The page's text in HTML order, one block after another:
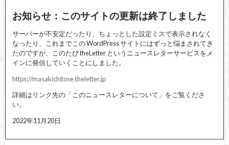
お知らせ：このサイトの更新は終了しました
サーバーが不安定だったり、ちょっとした設定ミスで表示されなく
なったり、これまでこの WordPress サイトにはずっと悩まされてき
たのですが、このたび theLetter というニュースレターサービスをメ
インに発信していくことにしました。
https://masakichitose.theletter.jp
詳細はリンク先の「このニュースレターについて」をご覧くださ
い。
2022年11月20日